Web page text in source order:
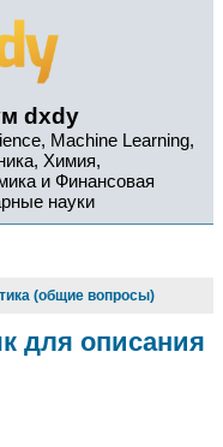
dxdy
Machine Learning,
Химия,
и Финансовая
науки
(общие вопросы)
для описания